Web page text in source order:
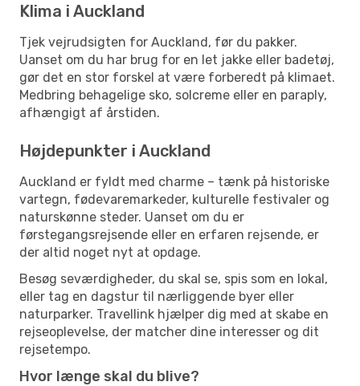
Klima i Auckland
Tjek vejrudsigten for Auckland, før du pakker.
Uanset om du har brug for en let jakke eller badetøj,
gør det en stor forskel at være forberedt på klimaet.
Medbring behagelige sko, solcreme eller en paraply,
afhængigt af årstiden.
Højdepunkter i Auckland
Auckland er fyldt med charme – tænk på historiske
vartegn, fødevaremarkeder, kulturelle festivaler og
naturskønne steder. Uanset om du er
førstegangsrejsende eller en erfaren rejsende, er
der altid noget nyt at opdage.
Besøg seværdigheder, du skal se, spis som en lokal,
eller tag en dagstur til nærliggende byer eller
naturparker. Travellink hjælper dig med at skabe en
rejseoplevelse, der matcher dine interesser og dit
rejsetempo.
Hvor længe skal du blive?